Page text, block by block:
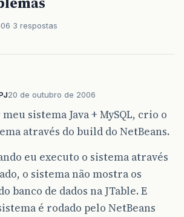
3 respostas
20 de outubro de 2006
sistema Java + MySQL, crio o
através do build do NetBeans.
eu executo o sistema através
o sistema não mostra os
banco de dados na JTable. E
é rodado pelo NetBeans